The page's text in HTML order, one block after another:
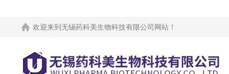
欢迎来到 无锡药科美生物科技有限公司网站 ！